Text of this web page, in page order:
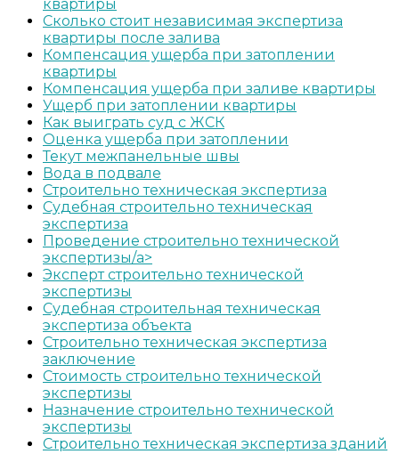
квартиры
Сколько стоит независимая экспертиза
квартиры после залива
Компенсация ущерба при затоплении
квартиры
Компенсация ущерба при заливе квартиры
Ущерб при затоплении квартиры
Как выиграть суд с ЖСК
Оценка ущерба при затоплении
Текут межпанельные швы
Вода в подвале
Строительно техническая экспертиза
Судебная строительно техническая
экспертиза
Проведение строительно технической
экспертизы/a>
Эксперт строительно технической
экспертизы
Судебная строительная техническая
экспертиза объекта
Строительно техническая экспертиза
заключение
Стоимость строительно технической
экспертизы
Назначение строительно технической
экспертизы
Строительно техническая экспертиза зданий